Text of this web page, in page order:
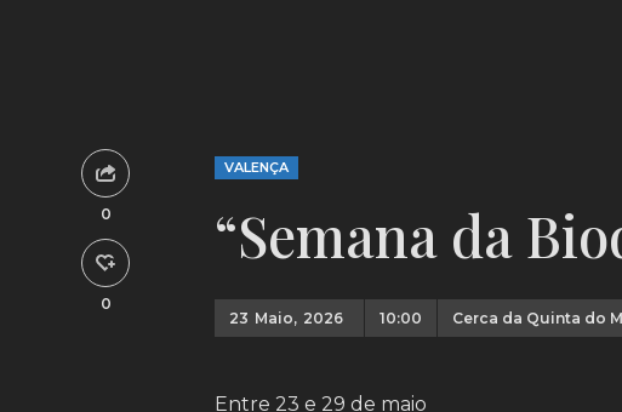
0
0
VALENÇA
“Semana da
23 Maio, 2026 10:00 Cerca da Quinta do
Entre 23 e 29 de maio